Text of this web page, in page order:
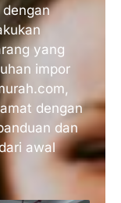
yang
impor
dengan
dan
awal